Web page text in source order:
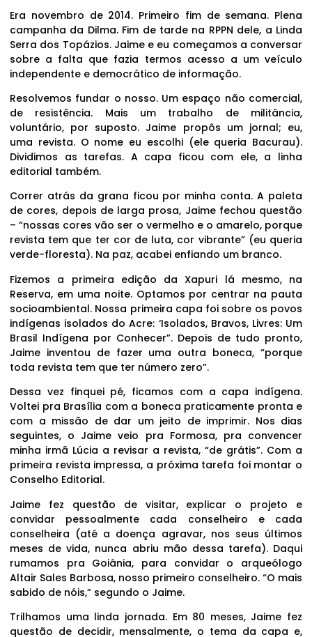
Era novembro de 2014. Primeiro fim de semana. Plena
campanha da Dilma. Fim de tarde na RPPN dele, a Linda
Serra dos Topázios. Jaime e eu começamos a conversar
sobre a falta que fazia termos acesso a um veículo
independente e democrático de informação.
Resolvemos fundar o nosso. Um espaço não comercial,
de resistência. Mais um trabalho de militância,
voluntário, por suposto. Jaime propôs um jornal; eu,
uma revista. O nome eu escolhi (ele queria Bacurau).
Dividimos as tarefas. A capa ficou com ele, a linha
editorial também.
Correr atrás da grana ficou por minha conta. A paleta
de cores, depois de larga prosa, Jaime fechou questão
– “nossas cores vão ser o vermelho e o amarelo, porque
revista tem que ter cor de luta, cor vibrante” (eu queria
verde-floresta). Na paz, acabei enfiando um branco.
Fizemos a primeira edição da Xapuri lá mesmo, na
Reserva, em uma noite. Optamos por centrar na pauta
socioambiental. Nossa primeira capa foi sobre os povos
indígenas isolados do Acre: ‘Isolados, Bravos, Livres: Um
Brasil Indígena por Conhecer”. Depois de tudo pronto,
Jaime inventou de fazer uma outra boneca, “porque
toda revista tem que ter número zero”.
Dessa vez finquei pé, ficamos com a capa indígena.
Voltei pra Brasília com a boneca praticamente pronta e
com a missão de dar um jeito de imprimir. Nos dias
seguintes, o Jaime veio pra Formosa, pra convencer
minha irmã Lúcia a revisar a revista, “de grátis”. Com a
primeira revista impressa, a próxima tarefa foi montar o
Conselho Editorial.
Jaime fez questão de visitar, explicar o projeto e
convidar pessoalmente cada conselheiro e cada
conselheira (até a doença agravar, nos seus últimos
meses de vida, nunca abriu mão dessa tarefa). Daqui
rumamos pra Goiânia, para convidar o arqueólogo
Altair Sales Barbosa, nosso primeiro conselheiro. “O mais
sabido de nóis,” segundo o Jaime.
Trilhamos uma linda jornada. Em 80 meses, Jaime fez
questão de decidir, mensalmente, o tema da capa e,